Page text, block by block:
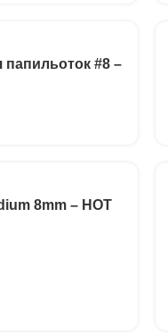
папильоток #8 –
8mm – HOT